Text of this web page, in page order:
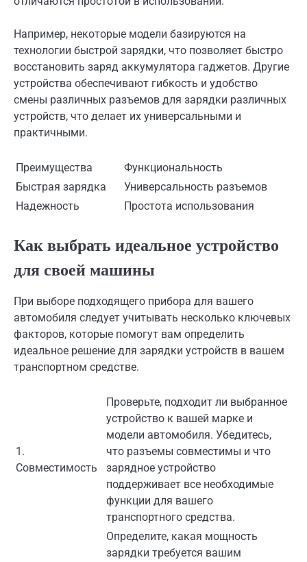
Например, некоторые модели базируются на
технологии быстрой зарядки, что позволяет быстро
восстановить заряд аккумулятора гаджетов. Другие
устройства обеспечивают гибкость и удобство
смены различных разъемов для зарядки различных
устройств, что делает их универсальными и
практичными.
Преимущества
Функциональность
Быстрая зарядка
Универсальность разъемов
Надежность
Простота использования
Как выбрать идеальное устройство
для своей машины
При выборе подходящего прибора для вашего
автомобиля следует учитывать несколько ключевых
факторов, которые помогут вам определить
идеальное решение для зарядки устройств в вашем
транспортном средстве.
1.
Совместимость
Проверьте, подходит ли выбранное
устройство к вашей марке и
модели автомобиля. Убедитесь,
что разъемы совместимы и что
зарядное устройство
поддерживает все необходимые
функции для вашего
транспортного средства.
Определите, какая мощность
зарядки требуется вашим